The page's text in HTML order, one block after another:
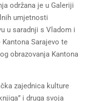
održana je u Galeriji
umjetnosti
u saradnji s Vladom i
Sarajevo te
obrazovanja Kantona
zajednica kulture
i druga svoja